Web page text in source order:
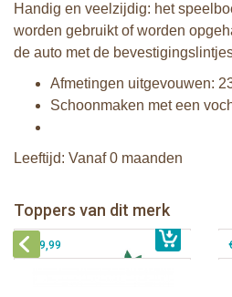
Handig en veelzijdig: het
worden gebruikt of worden
de auto met de
Afmetingen uitgevouwen:
Schoonmaken met een
Leeftijd: Vanaf 0 maanden
Toppers van dit merk
€ 26,99
Sophie de giraf Activity Wheel
€ 39,99